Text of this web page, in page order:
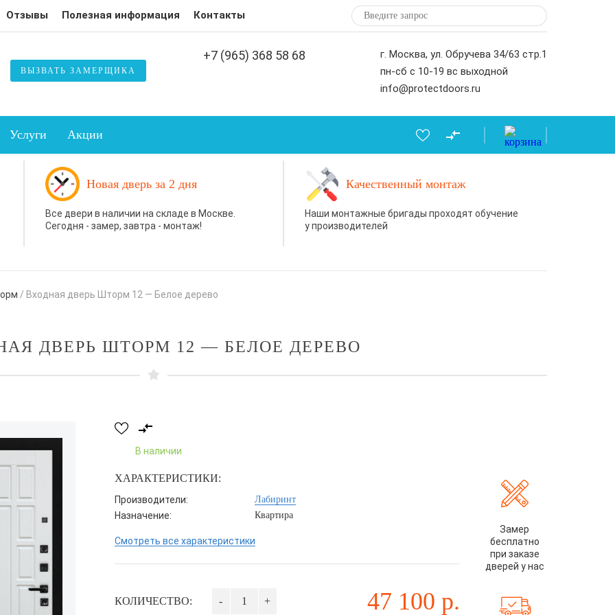
Отзывы Полезная информация Контакты
ВЫЗВАТЬ ЗАМЕРЩИКА
+7 (965) 368 58 68
г. Москва, ул. Обручева 34/63 стр.1
пн-сб с 10-19 вс выходной
info@protectdoors.ru
Услуги Акции
Новая дверь за 2 дня
Все двери в наличии на складе в Москве.
Сегодня - замер, завтра - монтаж!
Качественный монтаж
Наши монтажные бригады проходят обучение
у производителей
/ Входная дверь Шторм 12 — Белое дерево
ДВЕРЬ ШТОРМ 12 — БЕЛОЕ ДЕРЕВО
В наличии
ХАРАКТЕРИСТИКИ:
Производители: Лабиринт
Назначение: Квартира
Смотреть все характеристики
КОЛИЧЕСТВО: - + 47 100 р.
Замер
бесплатно
при заказе
дверей у нас